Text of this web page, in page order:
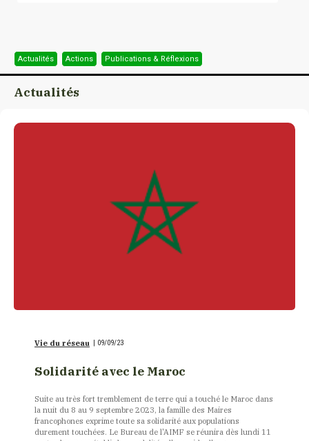
Actualités Actions Publications & Réflexions
Actualités
Vie du réseau 09/09/23
Solidarité avec le Maroc
Suite au très fort tremblement de terre qui a touché le Maroc dans
la nuit du 8 au 9 septembre 2023, la famille des Maires
francophones exprime toute sa solidarité aux populations
durement touchées. Le Bureau de l'AIMF se réunira dès lundi 11